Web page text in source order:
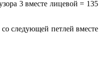
3 вместе лицевой = 135
следующей петлей вместе